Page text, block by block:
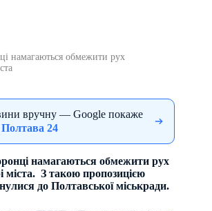
намагаються обмежити рух
вручну — Google покаже
Полтава 24
намагаються обмежити рух
міста. З такою пропозицією
до Полтавської міськради.